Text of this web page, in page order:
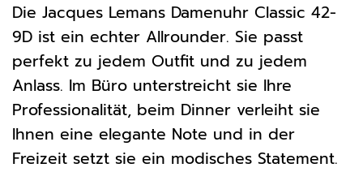
Die Jacques Lemans Damenuhr Classic 42-
9D ist ein echter Allrounder. Sie passt
perfekt zu jedem Outfit und zu jedem
Anlass. Im Büro unterstreicht sie Ihre
Professionalität, beim Dinner verleiht sie
Ihnen eine elegante Note und in der
Freizeit setzt sie ein modisches Statement.